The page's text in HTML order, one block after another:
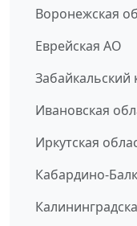
Воронежская
Еврейская АО
Забайкальский
Ивановская
Иркутская
Кабардино-